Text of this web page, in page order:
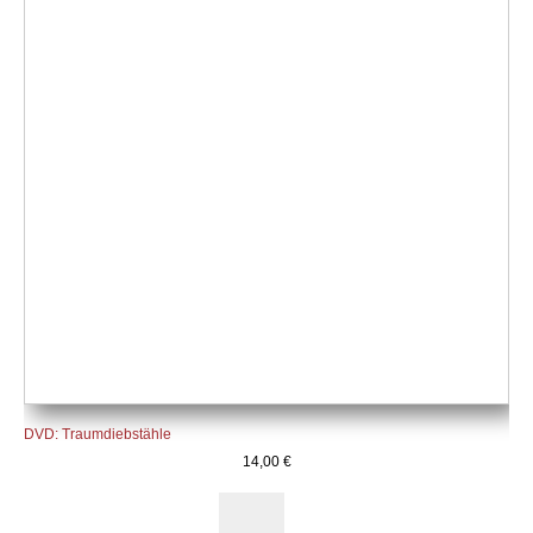
DVD: Traumdiebstähle
14,00 €